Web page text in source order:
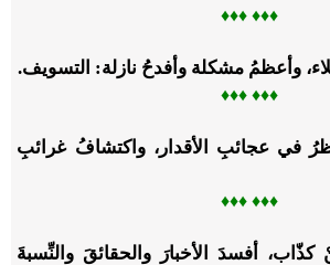
♦♦
♦ ♦
♦♦
وأعظمُ مشكلة وأفدحُ نازلة: التسويف.
♦♦
♦ ♦
♦♦
في عجائبِ الأقدار، واكتشافُ غرائبِ
♦♦
♦ ♦
♦♦
أفسدَ الأخبارَ والحقائقَ والنِّسبةَ